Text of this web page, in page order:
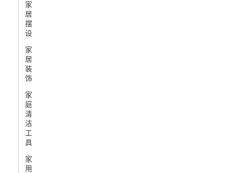
家
居
摆
设
家
居
装
饰
家
庭
清
洁
工
具
家
用